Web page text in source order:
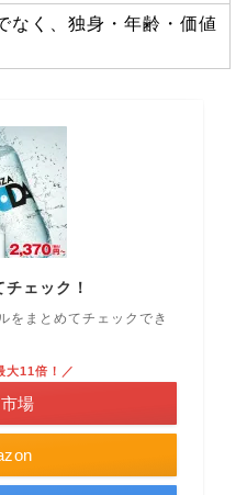
なく、独身・年齢・価値
ェック！
をまとめてチェックでき
大11倍！／
場